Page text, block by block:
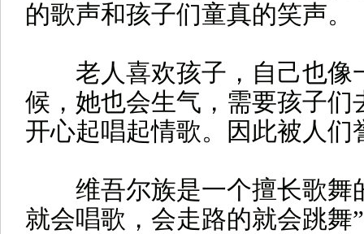
的歌声和孩子们童真的笑声。
老人喜欢孩子，自己也像
候，她也会生气，需要孩子们
开心起唱起情歌。因此被人们
维吾尔族是一个擅长歌舞
就会唱歌，会走路的就会跳舞